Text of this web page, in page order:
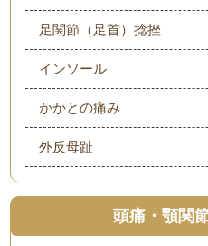
足関節（足首）捻挫
インソール
かかとの痛み
外反母趾
頭痛・顎関